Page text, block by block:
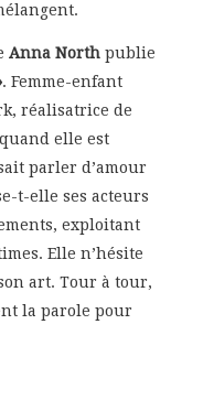
Anna Northpublie
. Femme-enfant
réalisatrice de
elle est
parler d’amour
t-elle ses acteurs
exploitant
Elle n’hésite
art. Tour à tour,
la parole pour